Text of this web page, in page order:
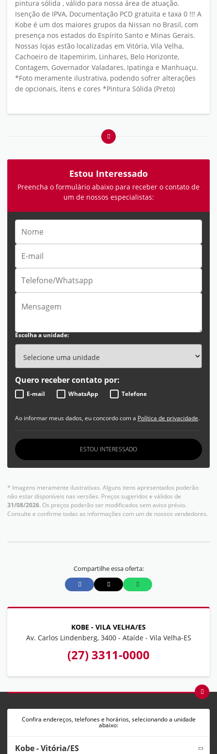
pintura sólida , válido para nossa área de atuação.
Isenção de IPVA, Documentação PCD gratuita e taxa 0 !!! A
Kobe é um dos maiores grupos da Nissan no Brasil, com
presença nos estados do Espírito Santo e Minas Gerais.
Nossas lojas estão localizadas em Vitória, Vila Velha,
Cachoeiro de Itapemirim, Linhares, Belo Horizonte,
Contagem, Governador Valadares, Ipatinga e Manhuaçu.
*Foto meramente ilustrativa, podendo sofrer alterações
de opcionais, ítens e cores *Pintura Sólida (Preto)
Estou Interessado
Preencha o formulário abaixo para receber o contato de
um de nossos especialistas:
Escolha a unidade:
Quero receber contato por:
E-mail WhatsApp Telefone
Ao informar meus dados, eu concordo com a Política de privacidade.
ESTOU INTERESSADO
* Imagens meramente ilustrativas. Alguns itens apresentados poderão
não estar disponíveis nas versões. Preços sugeridos e válidos de
31/08/2026. Os preços poderão ser modificados sem aviso prévio.
Consulte e confirme todas as informações com um de nossos vendedores.
Compartilhe essa oferta:
KOBE - VILA VELHA/ES
Av. Carlos Lindenberg, 3400 - Ataíde - Vila Velha-ES
(27) 3311-0000
Confira endereços, telefones e horários, selecionando a unidade
abaixo:
Kobe - Vitória/ES